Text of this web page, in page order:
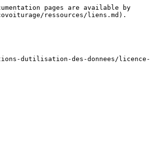
pages are available by
ressources/liens.md).
dutilisation-des-donnees/licence-